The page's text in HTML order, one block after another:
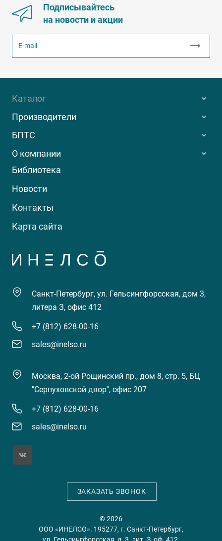
Подписывайтесь
на новости и акции
Каталог
Производители
БПТС
О компании
Библиотека
Новости
Контакты
Карта сайта
Санкт-Петербург, ул. Гельсингфорсская, дом 3,
литера З, офис 412
+7 (812) 628-00-16
sales@inelso.ru
Москва, 2-ой Рощинский пр., дом 8, стр. 5, БЦ
"Серпуховской двор", офис 207
+7 (812) 628-00-16
sales@inelso.ru
ЗАКАЗАТЬ ЗВОНОК
© 2026
ООО «ИНЕЛСО». 195277, г. Санкт-Петербург,